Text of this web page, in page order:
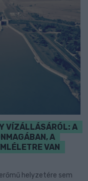
VÍZÁLLÁSÁRÓL: A
A
VAN
helyzetére sem